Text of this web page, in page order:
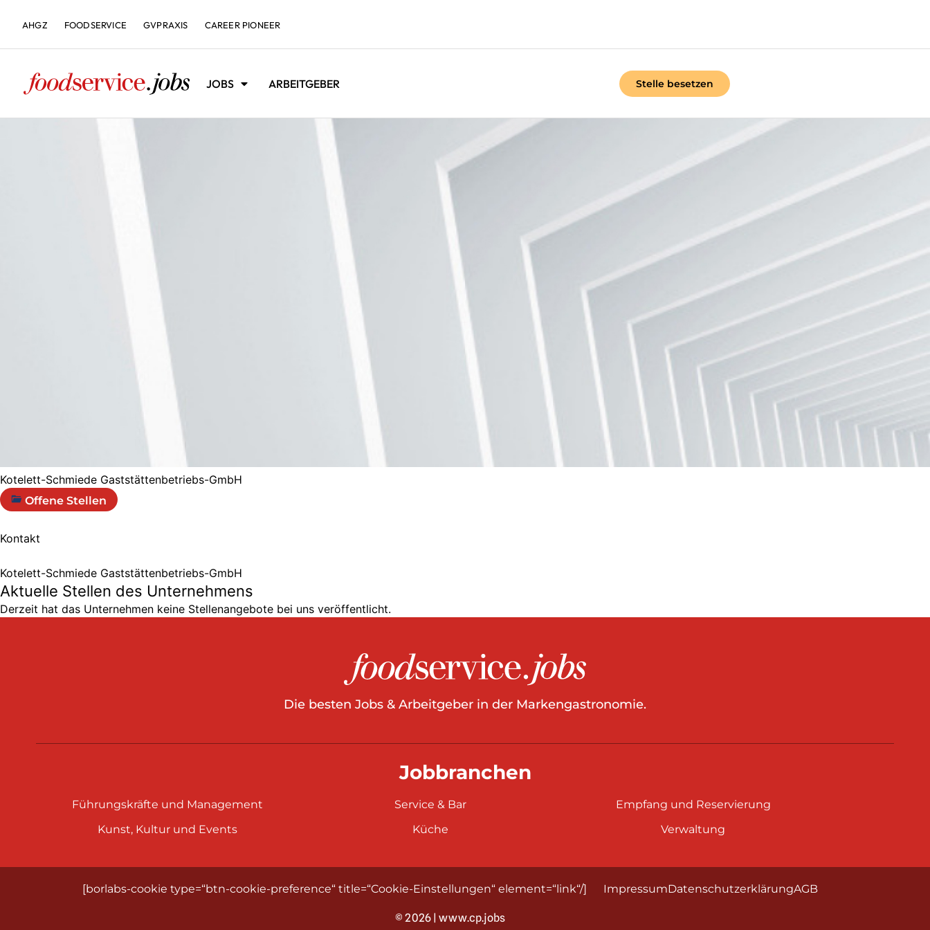
AHGZ FOODSERVICE GVPRAXIS CAREER PIONEER
JOBS ARBEITGEBER Stelle besetzen
Kotelett-Schmiede Gaststättenbetriebs-GmbH
Offene Stellen
Kontakt
Kotelett-Schmiede Gaststättenbetriebs-GmbH
Aktuelle Stellen des Unternehmens
Derzeit hat das Unternehmen keine Stellenangebote bei uns veröffentlicht.
Die besten Jobs & Arbeitgeber in der Markengastronomie.
Jobbranchen
Führungskräfte und Management
Kunst, Kultur und Events
Service & Bar
Küche
Empfang und Reservierung
Verwaltung
[borlabs-cookie type=“btn-cookie-preference“ title=“Cookie-Einstellungen“ element=“link“/] ImpressumDatenschutzerklärungAGB
© 2026 | www.cp.jobs